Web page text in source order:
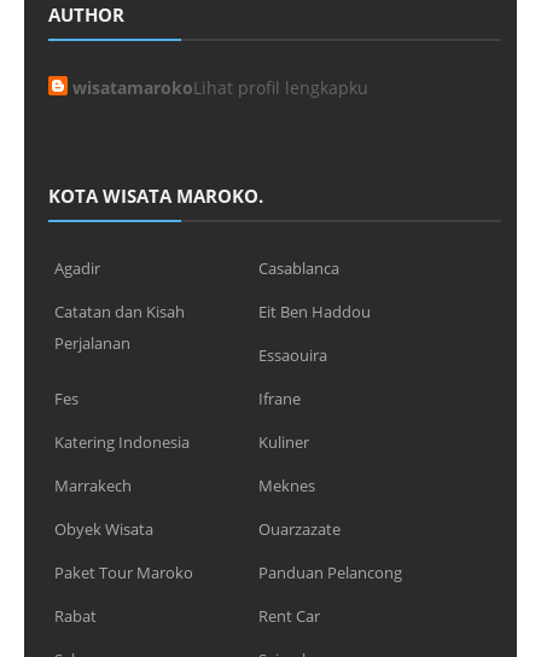
AUTHOR
wisatamarokoLihat profil lengkapku
KOTA WISATA MAROKO.
Agadir
Casablanca
Catatan dan Kisah
Perjalanan
Eit Ben Haddou
Essaouira
Fes
Ifrane
Katering Indonesia
Kuliner
Marrakech
Meknes
Obyek Wisata
Ouarzazate
Paket Tour Maroko
Panduan Pelancong
Rabat
Rent Car